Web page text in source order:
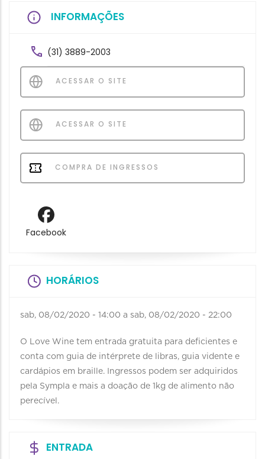
INFORMAÇÕES
(31) 3889-2003
ACESSAR O SITE
ACESSAR O SITE
COMPRA DE INGRESSOS
Facebook
HORÁRIOS
sab, 08/02/2020 - 14:00 a sab, 08/02/2020 - 22:00
O Love Wine tem entrada gratuita para deficientes e
conta com guia de intérprete de libras, guia vidente e
cardápios em braille. Ingressos podem ser adquiridos
pela Sympla e mais a doação de 1kg de alimento não
perecível.
ENTRADA